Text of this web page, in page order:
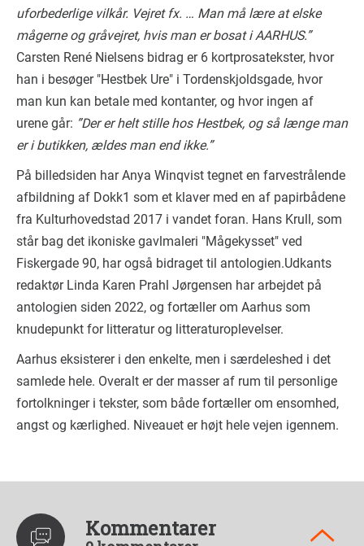
uforbederlige vilkår. Vejret fx. … Man må lære at elske
mågerne og gråvejret, hvis man er bosat i AARHUS.”
Carsten René Nielsens bidrag er 6 kortprosatekster, hvor
han i besøger "Hestbek Ure" i Tordenskjoldsgade, hvor
man kun kan betale med kontanter, og hvor ingen af
urene går: ”Der er helt stille hos Hestbek, og så længe man
er i butikken, ældes man end ikke.”
På billedsiden har Anya Winqvist tegnet en farvestrålende
afbildning af Dokk1 som et klaver med en af papirbådene
fra Kulturhovedstad 2017 i vandet foran. Hans Krull, som
står bag det ikoniske gavlmaleri "Mågekysset" ved
Fiskergade 90, har også bidraget til antologien.Udkants
redaktør Linda Karen Prahl Jørgensen har arbejdet på
antologien siden 2022, og fortæller om Aarhus som
knudepunkt for litteratur og litteraturoplevelser.
Aarhus eksisterer i den enkelte, men i særdeleshed i det
samlede hele. Overalt er der masser af rum til personlige
fortolkninger i tekster, som både fortæller om ensomhed,
angst og kærlighed. Niveauet er højt hele vejen igennem.
Kommentarer